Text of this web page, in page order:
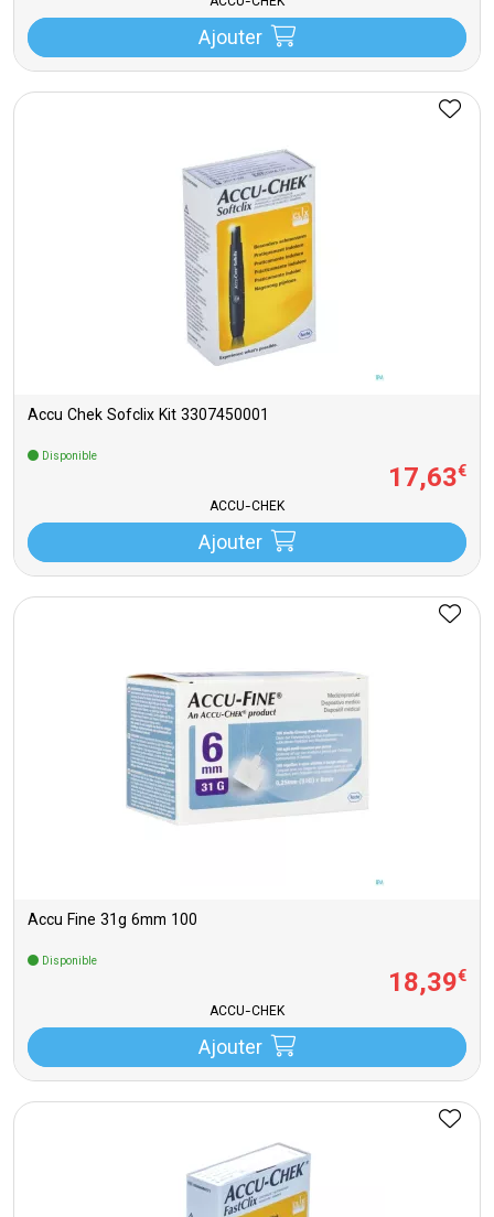
Ajouter
Accu Chek Sofclix Kit 3307450001
Disponible
17,63€
ACCU-CHEK
Ajouter
Accu Fine 31g 6mm 100
Disponible
18,39€
ACCU-CHEK
Ajouter